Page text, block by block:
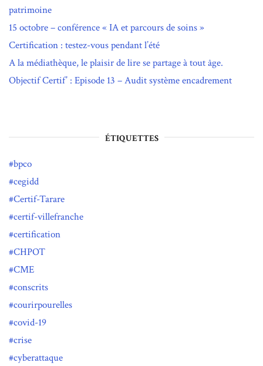
patrimoine
15 octobre – conférence « IA et parcours de soins »
Certification : testez-vous pendant l’été
A la médiathèque, le plaisir de lire se partage à tout âge.
Objectif Certif’ : Episode 13 – Audit système encadrement
ÉTIQUETTES
bpco
cegidd
Certif-Tarare
certif-villefranche
certification
CHPOT
CME
conscrits
courirpourelles
covid-19
crise
cyberattaque